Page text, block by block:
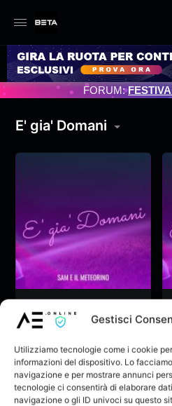
Gestisci
Utilizziamo tecnologie come i cookie
informazioni del dispositivo. Lo
navigazione e per mostrare annunci
tecnologie ci consentirà di elaborare
navigazione o gli ID univoci su questo
PROGRAMMATO 3/07/2025
FORUM:
E' gia' Domani
E’ gia’ Domani
sameilmeteorino